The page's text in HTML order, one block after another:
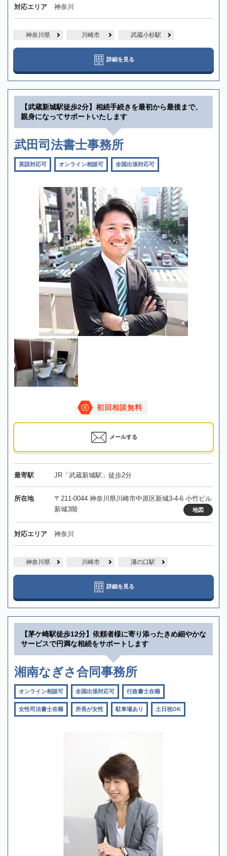
対応エリア 神奈川
神奈川県 川崎市 武蔵小杉駅
詳細を見る
【武蔵新城駅徒歩2分】相続手続きを最初から最後まで、
親身になってサポートいたします
武田司法書士事務所
英語対応可 オンライン相談可 全国出張対応可
初回相談無料
メールする
最寄駅 JR「武蔵新城駅」徒歩2分
所在地
〒211-0044 神奈川県川崎市中原区新城3-4-6 小竹ビル
新城3階
地図
対応エリア 神奈川
神奈川県 川崎市 溝の口駅
詳細を見る
【茅ケ崎駅徒歩12分】依頼者様に寄り添ったきめ細やかな
サービスで円満な相続をサポートします
湘南なぎさ合同事務所
オンライン相談可 全国出張対応可 行政書士在籍
女性司法書士在籍 所長が女性 駐車場あり 土日祝OK